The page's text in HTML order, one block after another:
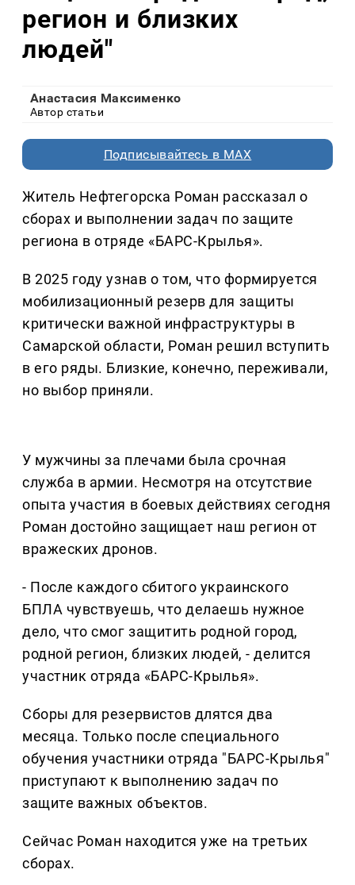
регион и близких
людей"
Анастасия Максименко
Автор статьи
Подписывайтесь в MAX
Житель Нефтегорска Роман рассказал о
сборах и выполнении задач по защите
региона в отряде «БАРС-Крылья».
В 2025 году узнав о том, что формируется
мобилизационный резерв для защиты
критически важной инфраструктуры в
Самарской области, Роман решил вступить
в его ряды. Близкие, конечно, переживали,
но выбор приняли.
У мужчины за плечами была срочная
служба в армии. Несмотря на отсутствие
опыта участия в боевых действиях сегодня
Роман достойно защищает наш регион от
вражеских дронов.
- После каждого сбитого украинского
БПЛА чувствуешь, что делаешь нужное
дело, что смог защитить родной город,
родной регион, близких людей, - делится
участник отряда «БАРС-Крылья».
Сборы для резервистов длятся два
месяца. Только после специального
обучения участники отряда "БАРС-Крылья"
приступают к выполнению задач по
защите важных объектов.
Сейчас Роман находится уже на третьих
сборах.